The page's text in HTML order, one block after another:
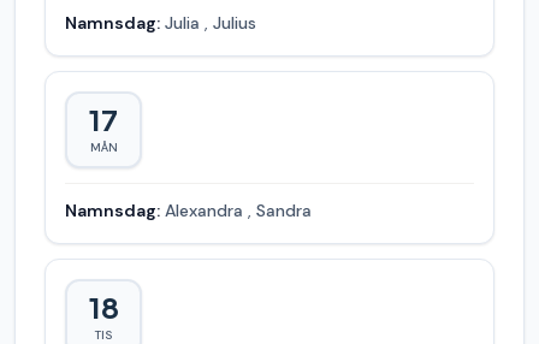
Namnsdag: Julia , Julius
17
MÅN
Namnsdag: Alexandra , Sandra
18
TIS